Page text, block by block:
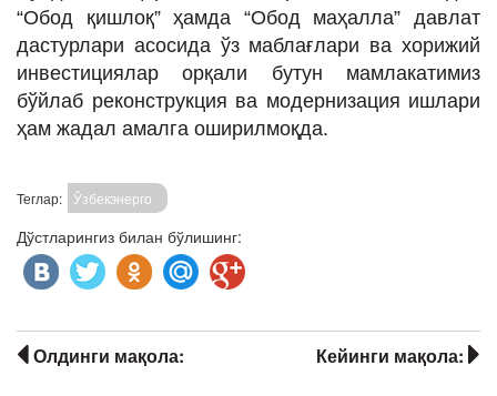
“Обод қишлоқ” ҳамда “Обод маҳалла” давлат
дастурлари асосида ўз маблағлари ва хорижий
инвестициялар орқали бутун мамлакатимиз
бўйлаб реконструкция ва модернизация ишлари
ҳам жадал амалга оширилмоқда.
Теглар: Ўзбекэнерго
Дўстларингиз билан бўлишинг:
Кейинги мақола:
Олдинги мақола: